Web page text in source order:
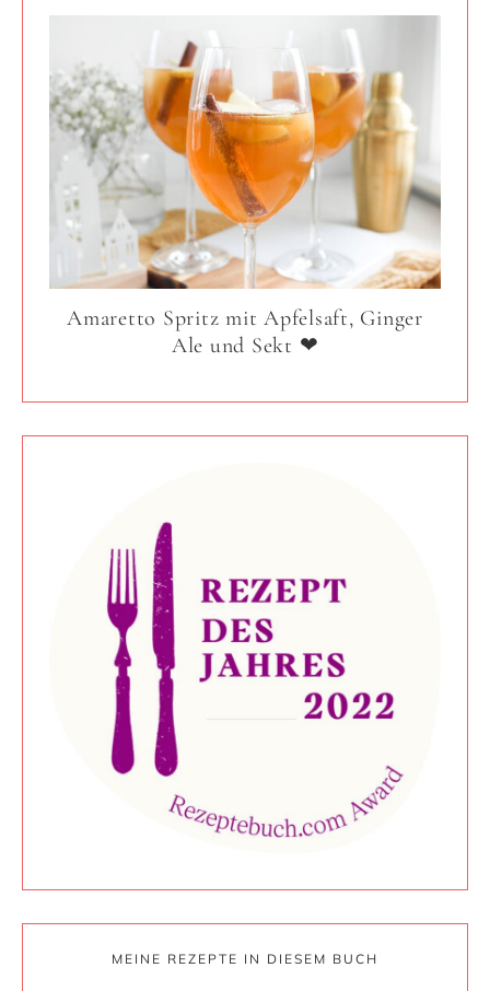
Amaretto Spritz mit Apfelsaft, Ginger
Ale und Sekt ❤
MEINE REZEPTE IN DIESEM BUCH